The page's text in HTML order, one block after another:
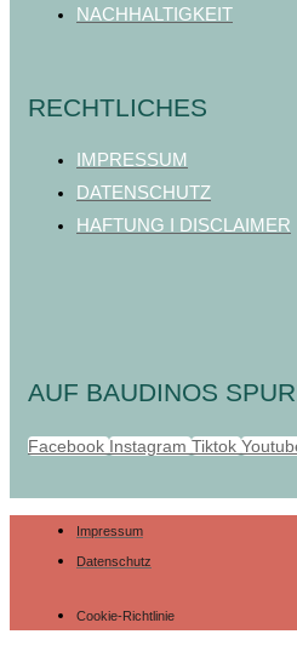
NACHHALTIGKEIT
RECHTLICHES
IMPRESSUM
DATENSCHUTZ
HAFTUNG I DISCLAIMER
AUF BAUDINOS
Facebook Instagram Tiktok
Impressum
Datenschutz
Cookie-Richtlinie